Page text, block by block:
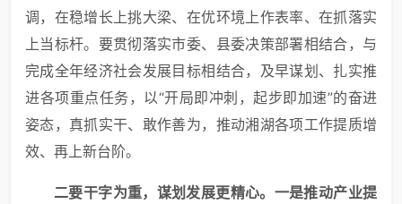
调，在稳增长上挑大梁、在优环境上作表率、在抓落实
上当标杆。要贯彻落实市委、县委决策部署相结合，与
完成全年经济社会发展目标相结合，及早谋划、扎实推
进各项重点任务，以“开局即冲刺，起步即加速”的奋进
姿态，真抓实干、敢作善为，推动湘湖各项工作提质增
效、再上新台阶。
二要干字为重，谋划发展更精心。 一是推动产业提